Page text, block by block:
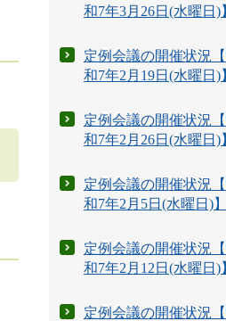
和7年3月26日(水曜日)
定例会議の開催状況
和7年2月19日(水曜日)
定例会議の開催状況
和7年2月26日(水曜日)
定例会議の開催状況
和7年2月5日(水曜日)】
定例会議の開催状況
和7年2月12日(水曜日)
定例会議の開催状況